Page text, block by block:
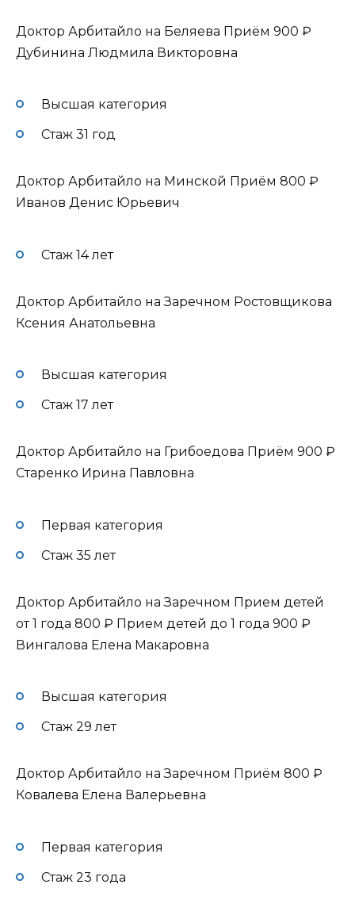
Доктор Арбитайло на Беляева Приём 900 ₽
Дубинина Людмила Викторовна
Высшая категория
Стаж 31 год
Доктор Арбитайло на Минской Приём 800 ₽
Иванов Денис Юрьевич
Стаж 14 лет
Доктор Арбитайло на Заречном Ростовщикова
Ксения Анатольевна
Высшая категория
Стаж 17 лет
Доктор Арбитайло на Грибоедова Приём 900 ₽
Старенко Ирина Павловна
Первая категория
Стаж 35 лет
Доктор Арбитайло на Заречном Прием детей
от 1 года 800 ₽ Прием детей до 1 года 900 ₽
Вингалова Елена Макаровна
Высшая категория
Стаж 29 лет
Доктор Арбитайло на Заречном Приём 800 ₽
Ковалева Елена Валерьевна
Первая категория
Стаж 23 года